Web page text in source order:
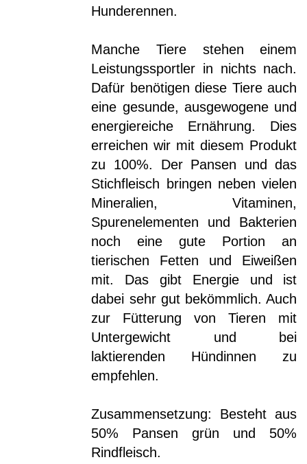
Hunderennen.
Manche Tiere stehen einem
Leistungssportler in nichts nach.
Dafür benötigen diese Tiere auch
eine gesunde, ausgewogene und
energiereiche Ernährung. Dies
erreichen wir mit diesem Produkt
zu 100%. Der Pansen und das
Stichfleisch bringen neben vielen
Mineralien, Vitaminen,
Spurenelementen und Bakterien
noch eine gute Portion an
tierischen Fetten und Eiweißen
mit. Das gibt Energie und ist
dabei sehr gut bekömmlich. Auch
zur Fütterung von Tieren mit
Untergewicht und bei
laktierenden Hündinnen zu
empfehlen.
Zusammensetzung: Besteht aus
50% Pansen grün und 50%
Rindfleisch.